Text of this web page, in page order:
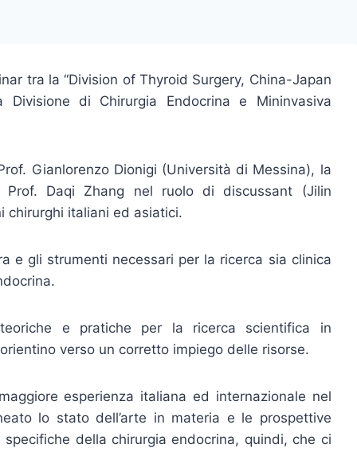
tra la “Division of Thyroid Surgery, China-Japan
di Chirurgia Endocrina e Mininvasiva
Gianlorenzo Dionigi (Università di Messina), la
Daqi Zhang nel ruolo di discussant (Jilin
chirurghi italiani ed asiatici.
e gli strumenti necessari per la ricerca sia clinica
e pratiche per la ricerca scientifica in
verso un corretto impiego delle risorse.
esperienza italiana ed internazionale nel
lo stato dell’arte in materia e le prospettive
della chirurgia endocrina, quindi, che ci